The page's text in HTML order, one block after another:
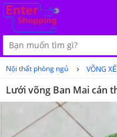
Nội thất phòng ngủ › VÕNG
Lưới võng Ban Mai cán